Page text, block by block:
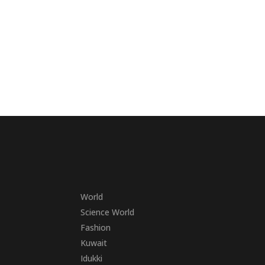
World
Science World
Fashion
Kuwait
Idukki